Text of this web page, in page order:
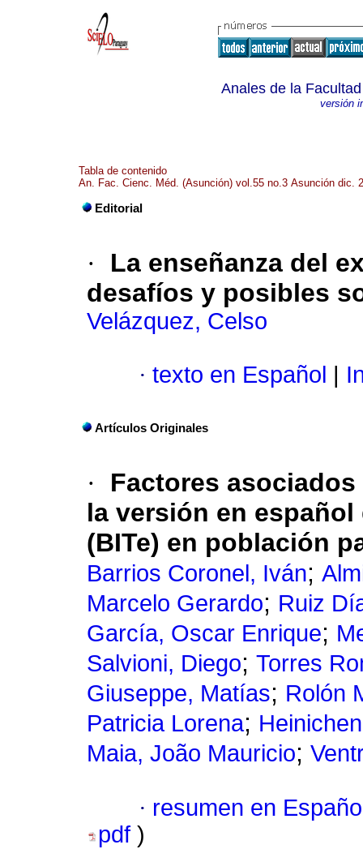
Anales de la
versión
Tabla de contenido
An. Fac. Cienc. Méd. (Asunción) vol.55 no.3 Asunción dic.
Editorial
·
La enseñanza del
desafíos y posibles
Velázquez, Celso
· texto en Español
Artículos Originales
·
Factores
la versión en
(BITe) en población
Barrios Coronel, Iván;
Marcelo Gerardo; Ruiz
García, Oscar Enrique;
Salvioni, Diego; Torres
Giuseppe, Matías; Rolón
Patricia Lorena;
Maia, João Mauricio;
· resumen en
pdf )